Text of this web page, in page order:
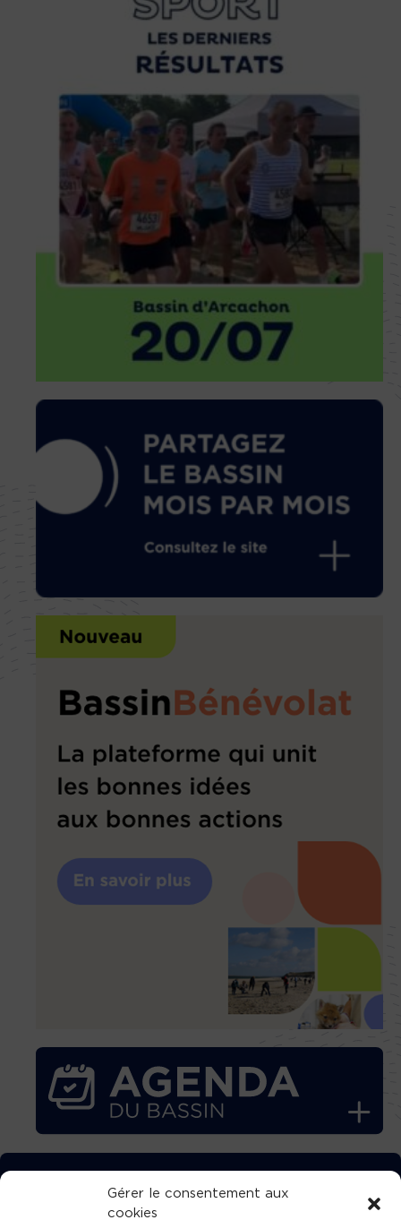
Gérer le consentement aux
cookies
TÉLÉCHARGEZ GRATUITEMENT